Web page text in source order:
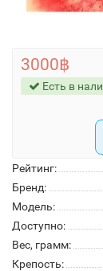
Рейтинг:
Бренд:
Модель:
Доступно:
Вес, грамм:
Крепость:
3000฿
Есть в